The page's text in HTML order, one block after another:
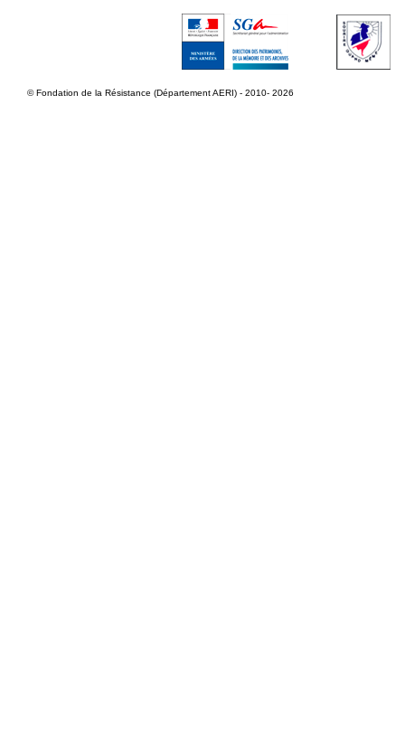
© Fondation de la Résistance (Département AERI) - 2010- 2026